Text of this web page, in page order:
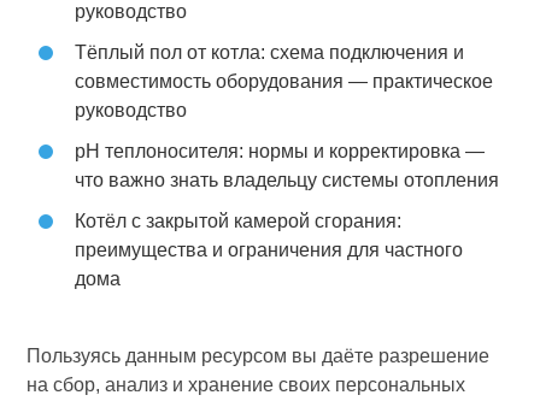
руководство
Тёплый пол от котла: схема подключения и
совместимость оборудования — практическое
руководство
pH теплоносителя: нормы и корректировка —
что важно знать владельцу системы отопления
Котёл с закрытой камерой сгорания:
преимущества и ограничения для частного
дома
Пользуясь данным ресурсом вы даёте разрешение
на сбор, анализ и хранение своих персональных